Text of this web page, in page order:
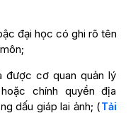
đại học có ghi rõ tên
được cơ quan quản lý
chính quyền địa
dấu giáp lai ảnh; (Tải